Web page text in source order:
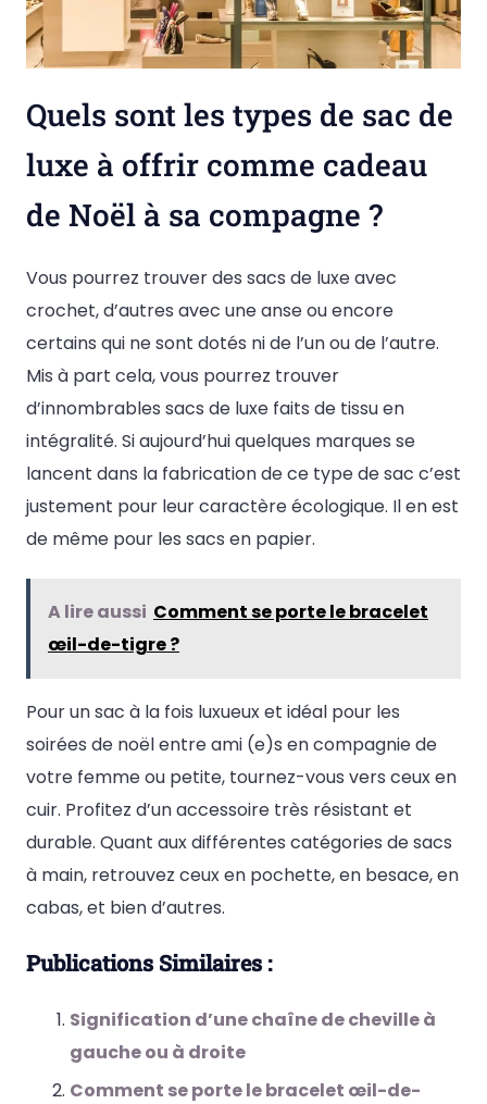
Quels sont les types de sac de
luxe à offrir comme cadeau
de Noël à sa compagne ?
Vous pourrez trouver des sacs de luxe avec
crochet, d’autres avec une anse ou encore
certains qui ne sont dotés ni de l’un ou de l’autre.
Mis à part cela, vous pourrez trouver
d’innombrables sacs de luxe faits de tissu en
intégralité. Si aujourd’hui quelques marques se
lancent dans la fabrication de ce type de sac c’est
justement pour leur caractère écologique. Il en est
de même pour les sacs en papier.
A lire aussi Comment se porte le bracelet
œil-de-tigre ?
Pour un sac à la fois luxueux et idéal pour les
soirées de noël entre ami (e)s en compagnie de
votre femme ou petite, tournez-vous vers ceux en
cuir. Profitez d’un accessoire très résistant et
durable. Quant aux différentes catégories de sacs
à main, retrouvez ceux en pochette, en besace, en
cabas, et bien d’autres.
Publications Similaires :
Signification d’une chaîne de cheville à
gauche ou à droite
Comment se porte le bracelet œil-de-